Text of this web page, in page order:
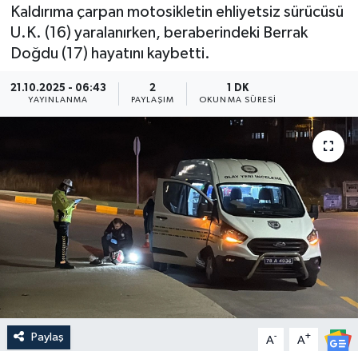
Kaldırıma çarpan motosikletin ehliyetsiz sürücüsü
U.K. (16) yaralanırken, beraberindeki Berrak
Doğdu (17) hayatını kaybetti.
21.10.2025 - 06:43
YAYINLANMA
2
PAYLAŞIM
1 DK
OKUNMA SÜRESI
Paylaş A- A+
Medya
Siyaset
Spor
Tarım